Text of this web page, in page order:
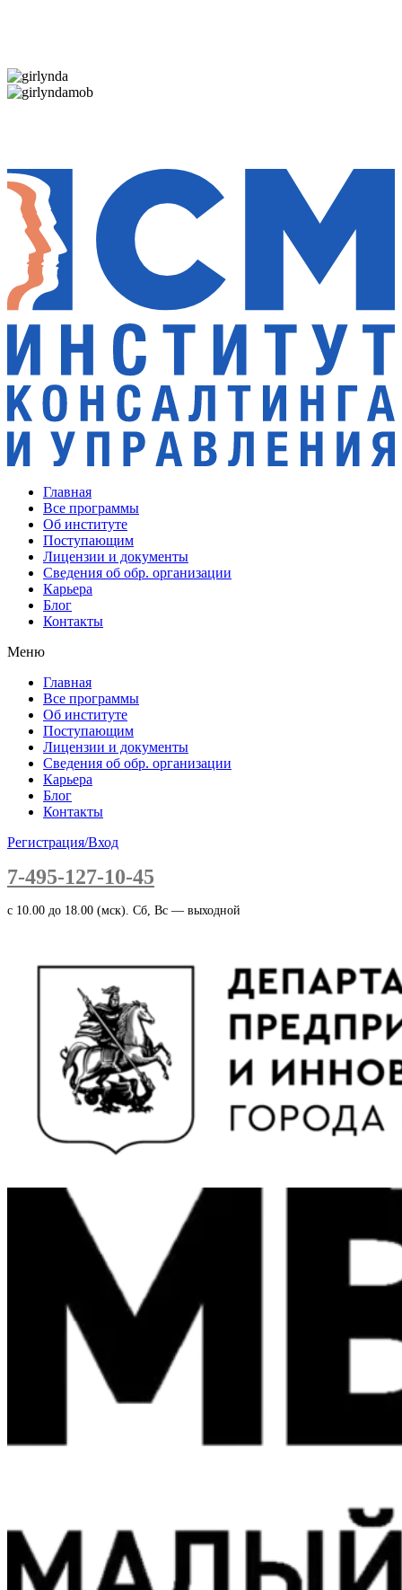
Главная
Все программы
Об институте
Поступающим
Лицензии и документы
Сведения об обр. организации
Карьера
Блог
Контакты
Меню
Главная
Все программы
Об институте
Поступающим
Лицензии и документы
Сведения об обр. организации
Карьера
Блог
Контакты
Регистрация/Вход
7-495-127-10-45
c 10.00 до 18.00 (мск). Сб, Вс — выходной